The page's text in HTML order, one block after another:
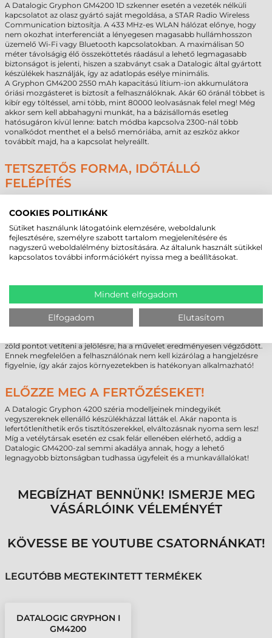
A Datalogic Gryphon GM4200 1D szkenner esetén a vezeték nélküli
kapcsolatot az olasz gyártó saját megoldása, a STAR Radio Wireless
Communication biztosítja. A 433 MHz-es WLAN hálózat előnye, hogy
nem okozhat interferenciát a lényegesen magasabb hullámhosszon
üzemelő Wi-Fi vagy Bluetooth kapcsolatokban. A maximálisan 50
méter távolságig élő összeköttetés ráadásul a lehető legmagasabb
biztonságot is jelenti, hiszen a szabványt csak a Datalogic által gyártott
készülékek használják, így az adatlopás esélye minimális.
A Gryphon GM4200 2550 mAh kapacitású lítium-ion akkumulátora
óriási mozgásteret is biztosít a felhasználóknak. Akár 60 óránál többet is
kibír egy töltéssel, ami több, mint 80000 leolvasásnak felel meg! Még
akkor sem kell abbahagyni munkát, ha a bázisállomás esetleg
hatósugáron kívül lenne: batch módba kapcsolva 2300-nál több
vonalkódot menthet el a belső memóriába, amit az eszköz akkor
továbbít majd, ha a kapcsolat helyreállt.
TETSZETŐS FORMA, IDŐTÁLLÓ
FELÉPÍTÉS
meg, hogy bírja a kiképzést! Akár 1,8 méter magasról is leejtheti a
felhasználó, az olvasó üzemkész állapotban marad! IP52 tokozásának
köszönhetően ráadásul a portól védett, valamint a ráfröccsenő víz sem
juthat be könnyedén a burkolat alá. A mechanikai védelem
szempontjából így az általános olvasók egyik legjobb értékeit tudja
felmutatni.
VÁLTSON ZÖLDRE A DATALOGIC
OLVASÓIVAL!
A Datalogic GM4200 1D vonalkódolvasóval kényelmesen folyhat a
munka! Az alkalmazott célzósáv segítségével könnyedén kiválaszthatja
zöld pontot vetíteni a jelölésre, ha a művelet eredményesen végződött.
Ennek megfelelően a felhasználónak nem kell kizárólag a hangjelzésre
figyelnie, így akár zajos környezetekben is hatékonyan alkalmazható!
ELŐZZE MEG A FERTŐZÉSEKET!
A Datalogic Gryphon 4200 széria modelljeinek mindegyikét
vegyszereknek ellenálló készülékházzal látták el. Akár naponta is
lefertőtleníthetik erős tisztítószerekkel, elváltozásnak nyoma sem lesz!
Míg a vetélytársak esetén ez csak felár ellenében elérhető, addig a
Datalogic GM4200-zal semmi akadálya annak, hogy a lehető
legnagyobb biztonságban tudhassa ügyfeleit és a munkavállalókat!
MEGBÍZHAT BENNÜNK! ISMERJE MEG
VÁSÁRLÓINK VÉLEMÉNYÉT
KÖVESSE BE YOUTUBE CSATORNÁNKAT!
LEGUTÓBB MEGTEKINTETT TERMÉKEK
DATALOGIC GRYPHON I
GM4200
COOKIES POLITIKÁNK
Sütiket használunk látogatóink elemzésére, weboldalunk
fejlesztésére, személyre szabott tartalom megjelenítésére és
nagyszerű weboldalélmény biztosítására. Az általunk használt sütikkel
kapcsolatos további információkért nyissa meg a beállításokat.
Mindent elfogadom
Elfogadom Elutasítom